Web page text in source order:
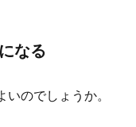
なる
のでしょうか。